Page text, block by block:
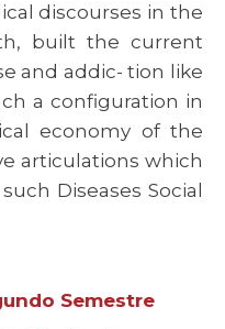
discourses in the
built the current
and addic- tion like
a configuration in
economy of the
articulations which
Diseases Social
Semestre